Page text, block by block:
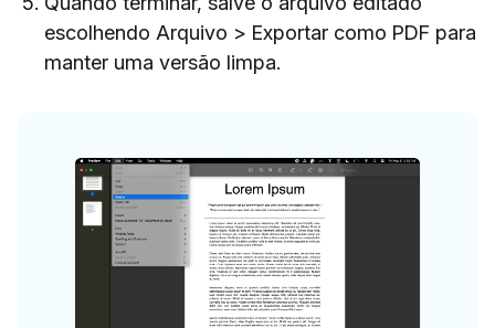
escolhendo Arquivo > Exportar como PDF para
manter uma versão limpa.